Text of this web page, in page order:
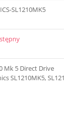
SL1210MK5
Mk 5 Direct Drive
SL1210MK5,